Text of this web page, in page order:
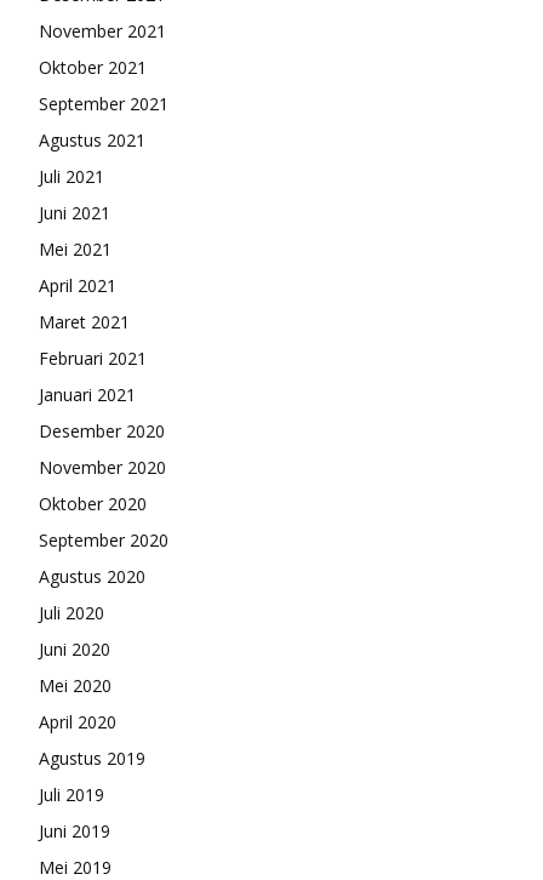
November 2021
Oktober 2021
September 2021
Agustus 2021
Juli 2021
Juni 2021
Mei 2021
April 2021
Maret 2021
Februari 2021
Januari 2021
Desember 2020
November 2020
Oktober 2020
September 2020
Agustus 2020
Juli 2020
Juni 2020
Mei 2020
April 2020
Agustus 2019
Juli 2019
Juni 2019
Mei 2019